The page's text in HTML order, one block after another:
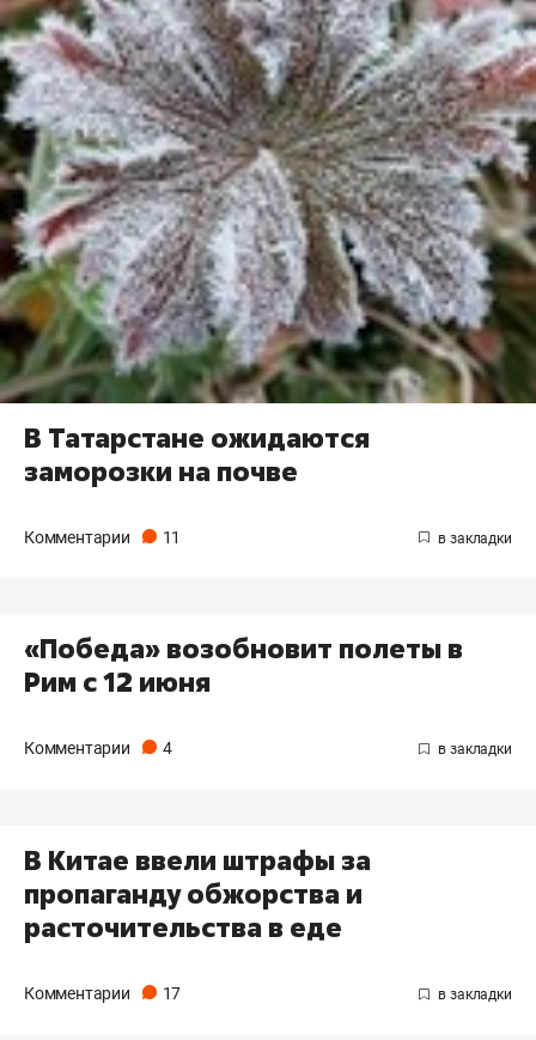
В Татарстане ожидаются
заморозки на почве
Комментарии 11
«Победа» возобновит полеты в
Рим с 12 июня
Комментарии 4
В Китае ввели штрафы за
пропаганду обжорства и
расточительства в еде
Комментарии 17